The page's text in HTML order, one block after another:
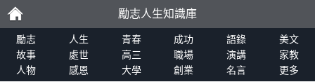
勵
志
勵志人生知識庫
勵志 人生 青春 成功 語錄
美文
故事
處世 高三 職場 演講
家教
人物
感恩 大學 創業 名言 更多